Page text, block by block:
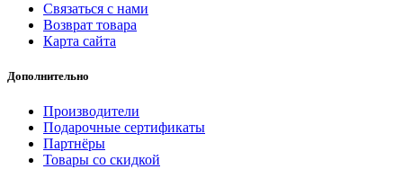
Связаться с нами
Возврат товара
Карта сайта
Дополнительно
Производители
Подарочные сертификаты
Партнёры
Товары со скидкой